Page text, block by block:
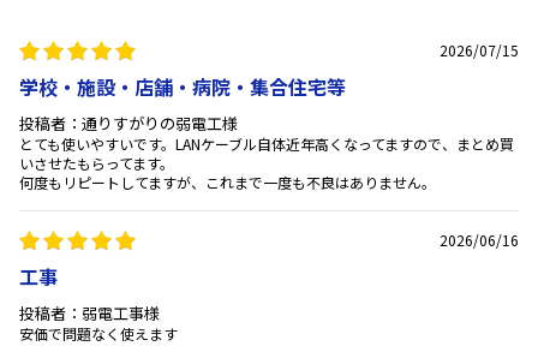
2026/07/15
学校・施設・店舗・病院・集合住宅等
投稿者：通りすがりの弱電工様
とても使いやすいです。LANケーブル自体近年高くなってますので、まとめ買
いさせたもらってます。
何度もリピートしてますが、これまで一度も不良はありません。
2026/06/16
工事
投稿者：弱電工事様
安価で問題なく使えます